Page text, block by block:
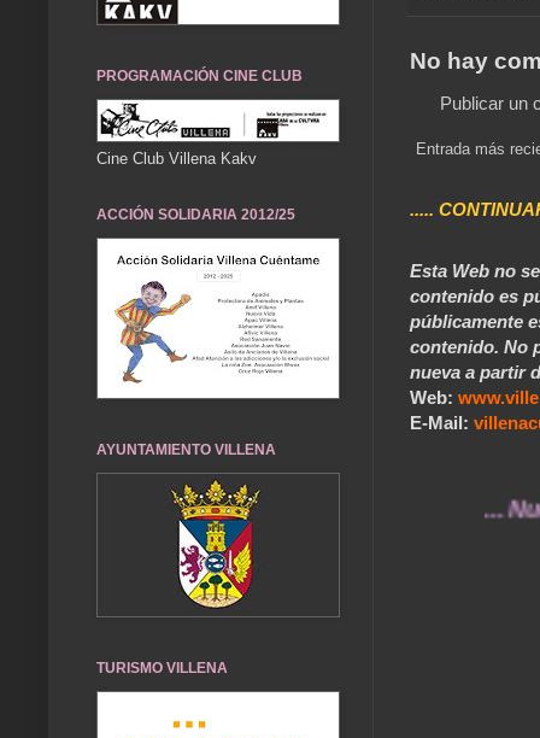
No hay
Publicar un
Entrada más
.....
Esta Web no
contenido es
públicamente
contenido. No
nueva a partir
Web:
E-Mail:
... Nuestros
PROGRAMACIÓN CINE CLUB
Cine Club Villena Kakv
ACCIÓN SOLIDARIA 2012/25
AYUNTAMIENTO VILLENA
TURISMO VILLENA